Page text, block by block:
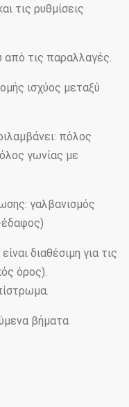
τις ρυθμίσεις
τις παραλλαγές.
ισχύος μεταξύ
πόλος
γωνίας με
γαλβανισμός
διαθέσιμη για τις
όρος).
βήματα